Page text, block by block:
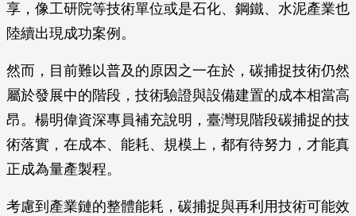
享，像工研院等技術單位或是石化、鋼鐵、水泥產業也
陸續出現成功案例。
然而，目前難以普及的原因之一在於，碳捕捉技術仍然
屬於發展中的階段，技術驗證與設備建置的成本相當高
昂。楊明偉資深專員補充說明，臺灣現階段碳捕捉的技
術落實，在成本、能耗、規模上，都有待努力，才能真
正成為量產製程。
考慮到產業鏈的整體能耗，碳捕捉與再利用技術可能效